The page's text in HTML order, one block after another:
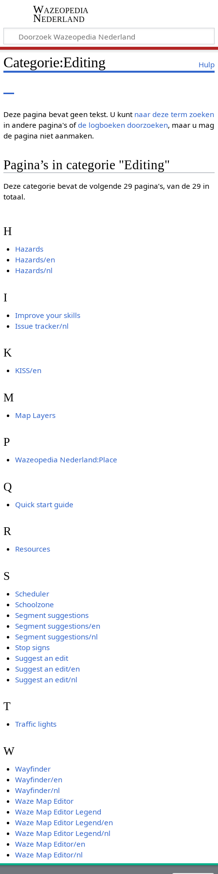
Wazeopedia
Nederland
Hulp
Categorie:Editing
Deze pagina bevat geen tekst. U kunt naar deze term zoeken
in andere pagina's of de logboeken doorzoeken, maar u mag
de pagina niet aanmaken.
Pagina’s in categorie "Editing"
Deze categorie bevat de volgende 29 pagina’s, van de 29 in
totaal.
H
Hazards
Hazards/en
Hazards/nl
I
Improve your skills
Issue tracker/nl
K
KISS/en
M
Map Layers
P
Wazeopedia Nederland:Place
Q
Quick start guide
R
Resources
S
Scheduler
Schoolzone
Segment suggestions
Segment suggestions/en
Segment suggestions/nl
Stop signs
Suggest an edit
Suggest an edit/en
Suggest an edit/nl
T
Traffic lights
W
Wayfinder
Wayfinder/en
Wayfinder/nl
Waze Map Editor
Waze Map Editor Legend
Waze Map Editor Legend/en
Waze Map Editor Legend/nl
Waze Map Editor/en
Waze Map Editor/nl